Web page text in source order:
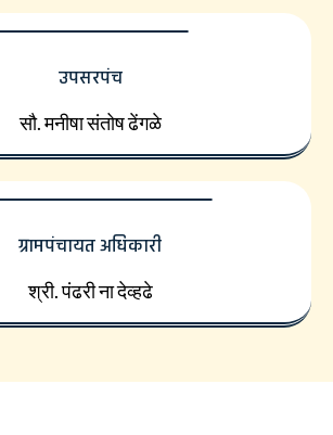
उपसरपंच
सौ. मनीषा संतोष ढेंगळे
ग्रामपंचायत अधिकारी
श्री. पंढरी ना देव्हढे